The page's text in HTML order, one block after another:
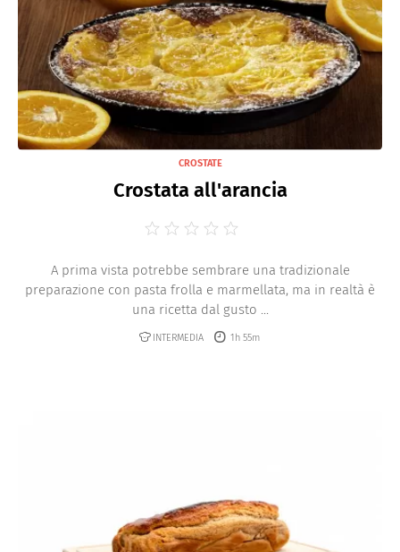
CROSTATE
Crostata all'arancia
A prima vista potrebbe sembrare una tradizionale
preparazione con pasta frolla e marmellata, ma in realtà è
una ricetta dal gusto ...
INTERMEDIA 1h 55m